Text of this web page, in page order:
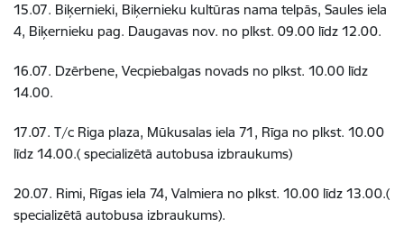
15.07. Biķernieki, Biķernieku kultūras nama telpās, Saules iela
4, Biķernieku pag. Daugavas nov. no plkst. 09.00 līdz 12.00.
16.07. Dzērbene, Vecpiebalgas novads no plkst. 10.00 līdz
14.00.
17.07. T/c Riga plaza, Mūkusalas iela 71, Rīga no plkst. 10.00
līdz 14.00.( specializētā autobusa izbraukums)
20.07. Rimi, Rīgas iela 74, Valmiera no plkst. 10.00 līdz 13.00.(
specializētā autobusa izbraukums).